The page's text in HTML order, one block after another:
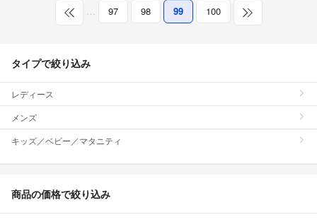
… 97 98 99 100
タイプで絞り込み
レディース
メンズ
キッズ／ベビー／マタニティ
商品の価格で絞り込み